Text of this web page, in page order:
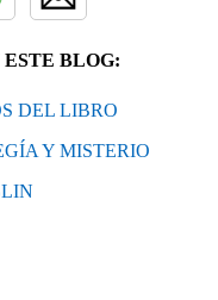
BLOG:
DEL LIBRO
Y MISTERIO